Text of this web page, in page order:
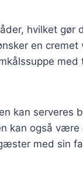
hvilket gør
en cremet
kan serveres
kan også
med sin